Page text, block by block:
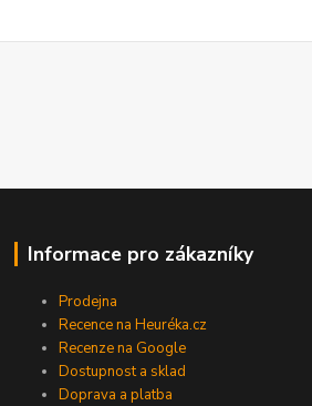
Informace pro zákazníky
Prodejna
Recence na Heuréka.cz
Recenze na Google
Dostupnost a sklad
Doprava a platba